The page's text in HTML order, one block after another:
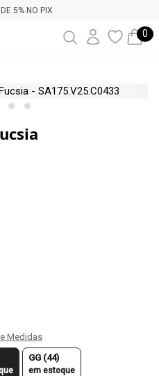
5% NO PIX
0
Medidas
GG (44)
em estoque